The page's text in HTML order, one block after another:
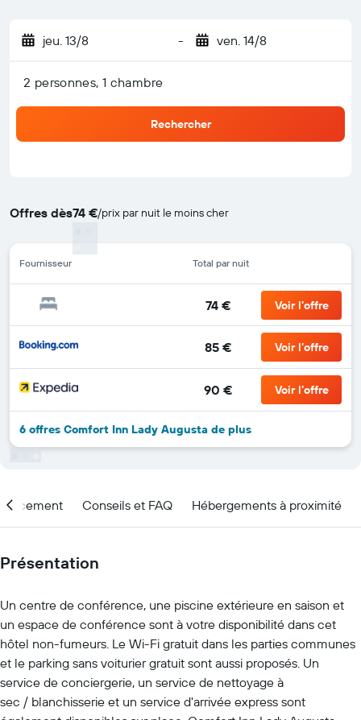
jeu. 13/8 - ven. 14/8
2 personnes, 1 chambre
Rechercher
Offres dès74 €/prix par nuit le moins cher
Fournisseur Total par nuit
74 € Voir l’offre
85 € Voir l’offre
90 € Voir l’offre
6 offres Comfort Inn Lady Augusta de plus
Conseils et FAQ Hébergements à proximité
Présentation
Un centre de conférence, une piscine extérieure en saison et
un espace de conférence sont à votre disponibilité dans cet
hôtel non-fumeurs. Le Wi-Fi gratuit dans les parties communes
et le parking sans voiturier gratuit sont aussi proposés. Un
service de conciergerie, un service de nettoyage à
sec / blanchisserie et un service d'arrivée express sont